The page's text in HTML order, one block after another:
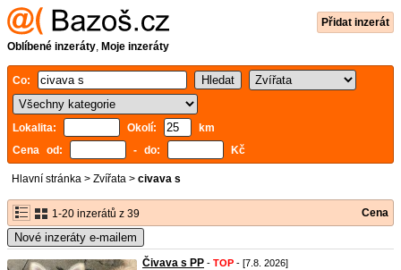
Přidat inzerát
Oblíbené inzeráty, Moje inzeráty
Co:
Lokalita: Okolí:
km
Cena od:
- do: Kč
Hlavní stránka > Zvířata > civava s
1-20 inzerátů z 39 Cena
Nové inzeráty e-mailem
Čivava s PP - TOP - [7.8. 2026]